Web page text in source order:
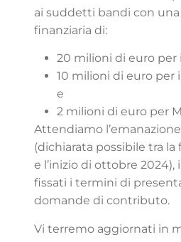
ai suddetti bandi con
finanziaria di:
20 milioni di euro per
10 milioni di euro per
e
2 milioni di euro per
Attendiamo
(dichiarata possibile tra
e l’inizio di ottobre 2024),
fissati i termini di
domande di contributo.
Vi terremo aggiornati in